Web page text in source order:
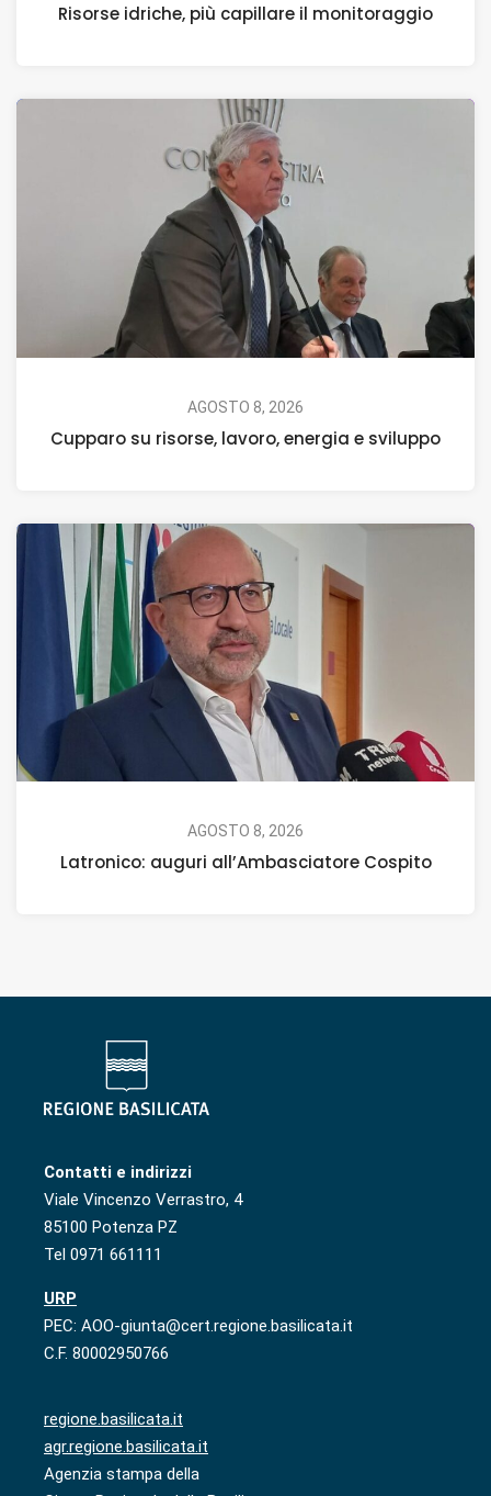
Risorse idriche, più capillare il monitoraggio
AGOSTO 8, 2026
Cupparo su risorse, lavoro, energia e sviluppo
AGOSTO 8, 2026
Latronico: auguri all’Ambasciatore Cospito
Contatti e indirizzi
Viale Vincenzo Verrastro, 4
85100 Potenza PZ
Tel 0971 661111
URP
PEC: AOO-giunta@cert.regione.basilicata.it
C.F. 80002950766
regione.basilicata.it
agr.regione.basilicata.it
Agenzia stampa della